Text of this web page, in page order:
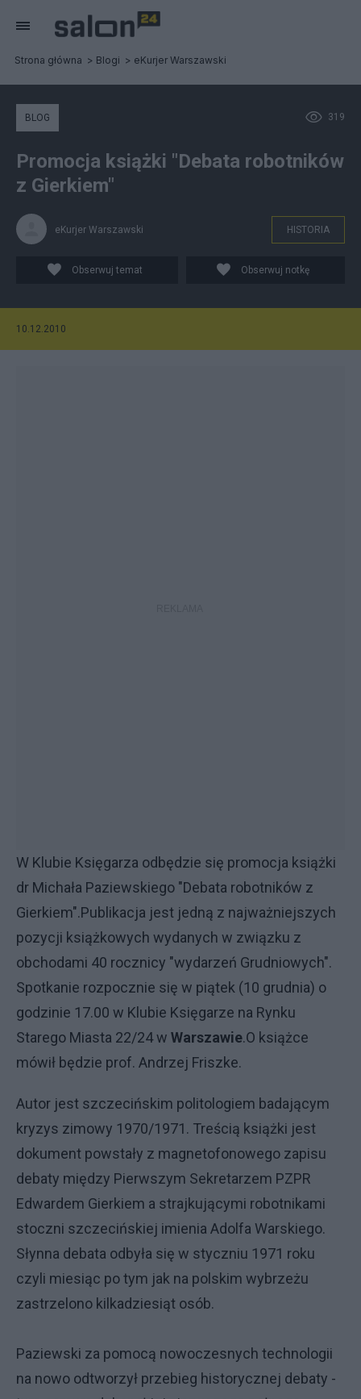
Strona główna Blogi eKurjer Warszawski
319
BLOG
Promocja książki "Debata robotników
z Gierkiem"
eKurjer Warszawski HISTORIA
Obserwuj temat Obserwuj notkę
10.12.2010
W Klubie Księgarza odbędzie się promocja książki
dr Michała Paziewskiego "Debata robotników z
Gierkiem".Publikacja jest jedną z najważniejszych
pozycji książkowych wydanych w związku z
obchodami 40 rocznicy "wydarzeń Grudniowych".
Spotkanie rozpocznie się w piątek (10 grudnia) o
godzinie 17.00 w Klubie Księgarze na Rynku
Starego Miasta 22/24 w Warszawie.O książce
mówił będzie prof. Andrzej Friszke.
Autor jest szczecińskim politologiem badającym
kryzys zimowy 1970/1971. Treścią książki jest
dokument powstały z magnetofonowego zapisu
debaty między Pierwszym Sekretarzem PZPR
Edwardem Gierkiem a strajkującymi robotnikami
stoczni szczecińskiej imienia Adolfa Warskiego.
Słynna debata odbyła się w styczniu 1971 roku
czyli miesiąc po tym jak na polskim wybrzeżu
zastrzelono kilkadziesiąt osób.
Paziewski za pomocą nowoczesnych technologii
na nowo odtworzył przebieg historycznej debaty -